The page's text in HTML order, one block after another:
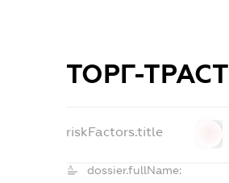
ТОРГ-ТРАСТ
riskFactors.title
dossier.fullName: